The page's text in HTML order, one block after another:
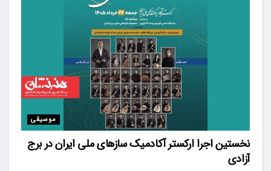
موسیقی
نخستین اجرا ارکستر آکادمیک سازهای ملی ایران در برج
آزادی